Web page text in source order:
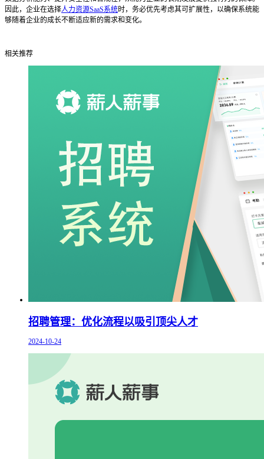
因此，企业在选择人力资源SaaS系统时，务必优先考虑其可扩展性，以确保系统能
够随着企业的成长不断适应新的需求和变化。
相关推荐
招聘管理：优化流程以吸引顶尖人才
2024-10-24